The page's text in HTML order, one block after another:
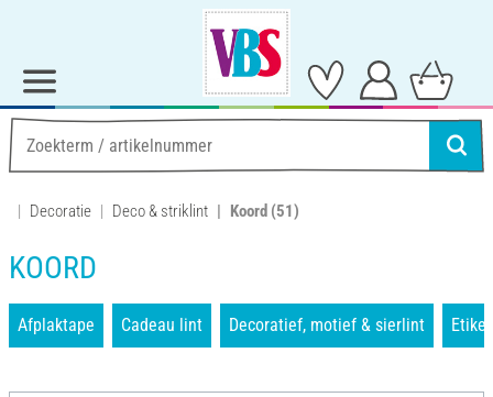
Decoratie Deco & striklint Koord (51)
KOORD
Afplaktape Cadeau lint Decoratief, motief & sierlint